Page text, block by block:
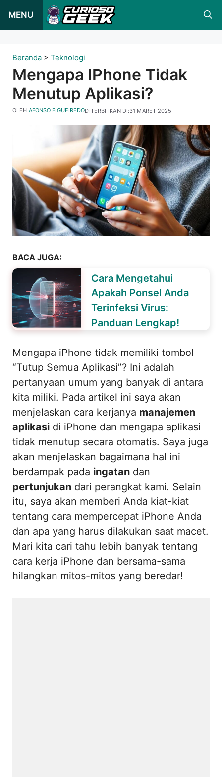
ke
MENU
Beranda > Teknologi
Mengapa IPhone Tidak
Menutup Aplikasi?
DITERBITKAN DI:31 MARET 2025
OLEH AFONSO FIGUEIREDO
BACA JUGA:
Cara Mengetahui
Apakah Ponsel Anda
Terinfeksi Virus:
Panduan Lengkap!
Mengapa iPhone tidak memiliki tombol
“Tutup Semua Aplikasi”? Ini adalah
pertanyaan umum yang banyak di antara
kita miliki. Pada artikel ini saya akan
menjelaskan cara kerjanya manajemen
aplikasi di iPhone dan mengapa aplikasi
tidak menutup secara otomatis. Saya juga
akan menjelaskan bagaimana hal ini
berdampak pada ingatan dan
pertunjukan dari perangkat kami. Selain
itu, saya akan memberi Anda kiat-kiat
tentang cara mempercepat iPhone Anda
dan apa yang harus dilakukan saat macet.
Mari kita cari tahu lebih banyak tentang
cara kerja iPhone dan bersama-sama
hilangkan mitos-mitos yang beredar!